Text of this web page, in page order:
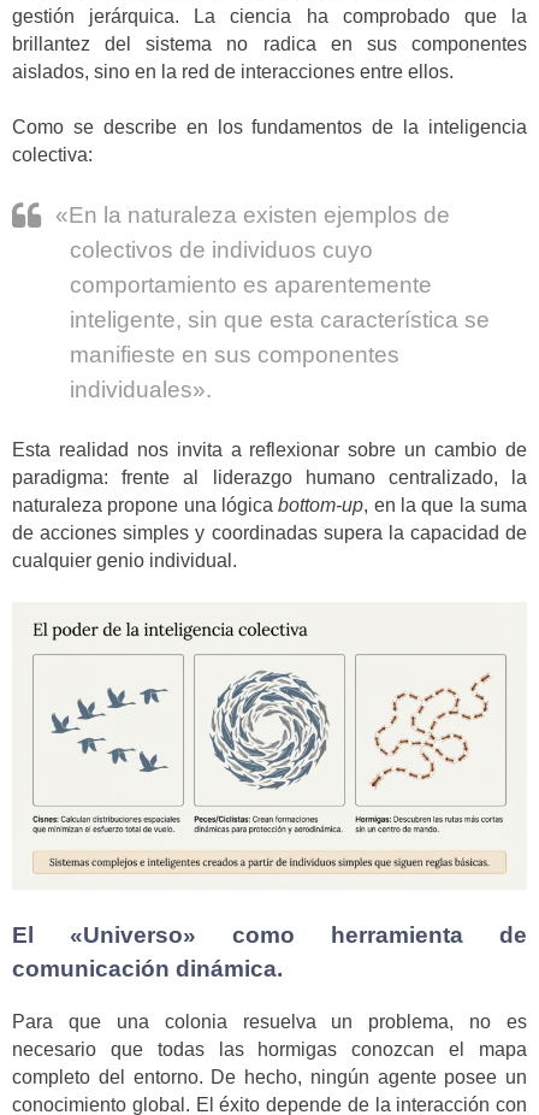
gestión jerárquica. La ciencia ha comprobado que la
brillantez del sistema no radica en sus componentes
aislados, sino en la red de interacciones entre ellos.
Como se describe en los fundamentos de la inteligencia
colectiva:
«En la naturaleza existen ejemplos de
colectivos de individuos cuyo
comportamiento es aparentemente
inteligente, sin que esta característica se
manifieste en sus componentes
individuales».
Esta realidad nos invita a reflexionar sobre un cambio de
paradigma: frente al liderazgo humano centralizado, la
naturaleza propone una lógicabottom-up, en la que la suma
de acciones simples y coordinadas supera la capacidad de
cualquier genio individual.
El «Universo» como herramienta de
comunicación dinámica.
Para que una colonia resuelva un problema, no es
necesario que todas las hormigas conozcan el mapa
completo del entorno. De hecho, ningún agente posee un
conocimiento global. El éxito depende de la interacción con